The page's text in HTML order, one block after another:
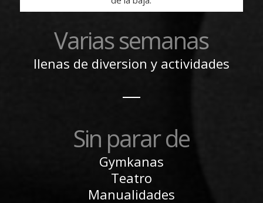
Varias semanas
llenas de diversion y actividades
Sin parar de
Gymkanas
Teatro
Manualidades